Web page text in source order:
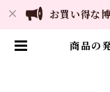
お買い得な
商品の